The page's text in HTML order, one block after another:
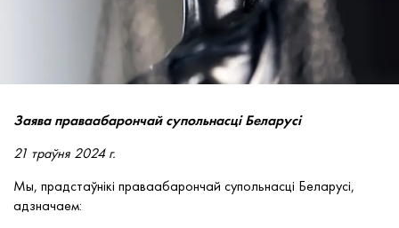
Заява праваабарончай супольнасці Беларусі
21 траўня 2024 г.
Мы, прадстаўнікі праваабарончай супольнасці Беларусі,
адзначаем: